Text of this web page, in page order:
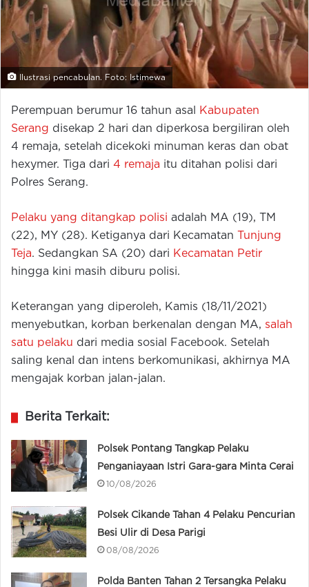
Ilustrasi pencabulan. Foto: Istimewa
Perempuan berumur 16 tahun asal
Kabupaten
Serang disekap 2 hari dan diperkosa bergiliran oleh
4 remaja, setelah dicekoki minuman keras dan obat
hexymer. Tiga dari 4 remaja itu ditahan polisi dari
Polres Serang.
Pelaku yang ditangkap polisi adalah MA (19), TM
(22), MY (28). Ketiganya dari Kecamatan
Tunjung
Teja. Sedangkan SA (20) dari Kecamatan Petir
hingga kini masih diburu polisi.
Keterangan yang diperoleh, Kamis (18/11/2021)
menyebutkan, korban berkenalan dengan MA, salah
satu pelaku dari media sosial Facebook. Setelah
saling kenal dan intens berkomunikasi, akhirnya MA
mengajak korban jalan-jalan.
Berita Terkait:
Polsek Pontang Tangkap Pelaku
Penganiayaan Istri Gara-gara Minta Cerai
10/08/2026
Polsek Cikande Tahan 4 Pelaku Pencurian
Besi Ulir di Desa Parigi
08/08/2026
Polda Banten Tahan 2 Tersangka Pelaku